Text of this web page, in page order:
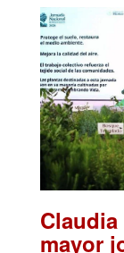
mayor